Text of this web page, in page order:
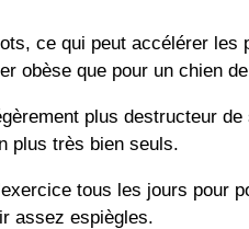
ce qui peut accélérer
obèse que pour un chien
plus destructeur
plus très bien seuls.
tous les jours
assez espiègles.